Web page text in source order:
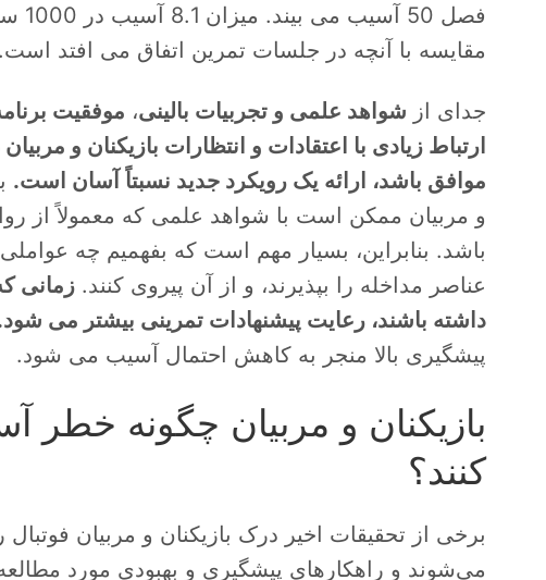
مقایسه با آنچه در جلسات تمرین اتفاق می افتد است.
جدای از شواهد علمی و تجربیات بالینی، موفقیت
ارتباط زیادی با اعتقادات و انتظارات بازیکنان و
موافق باشد، ارائه یک رویکرد جدید نسبتاً آسان است.
و مربیان ممکن است با شواهد علمی که معمولاً از
باشد. بنابراین، بسیار مهم است که بفهمیم چه
عناصر مداخله را بپذیرند، و از آن پیروی کنند.زمانی
داشته باشند، رعایت پیشنهادات تمرینی بیشتر می
پیشگیری بالا منجر به کاهش احتمال آسیب می شود.
بازیکنان و مربیان چگونه
کنند؟
برخی از تحقیقات اخیر درک بازیکنان و مربیان
می‌شوند و راهکارهای پیشگیری و بهبودی مورد مطالعه